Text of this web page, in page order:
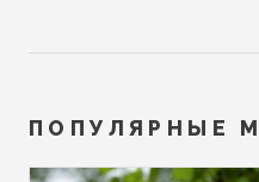
ПОПУЛЯРНЫЕ